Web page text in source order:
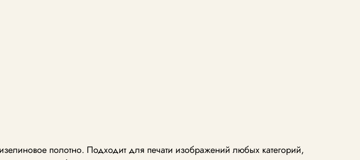
полотно. Подходит для печати изображений любых категорий,